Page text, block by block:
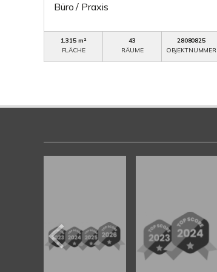
Büro / Praxis
1.315 m²
FLÄCHE
43
RÄUME
28080825
OBJEKTNUMMER